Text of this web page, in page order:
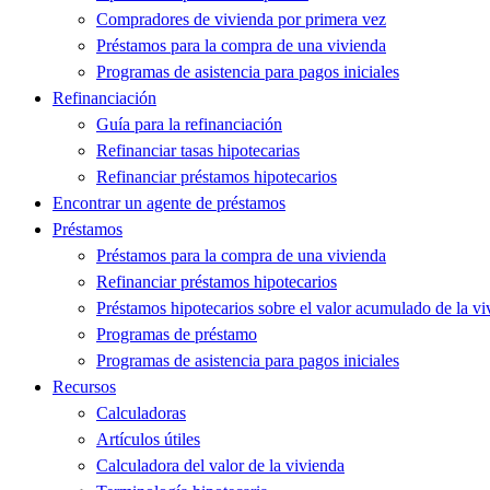
Compradores de vivienda por primera vez
Préstamos para la compra de una vivienda
Programas de asistencia para pagos iniciales
Refinanciación
Guía para la refinanciación
Refinanciar tasas hipotecarias
Refinanciar préstamos hipotecarios
Encontrar un agente de préstamos
Préstamos
Préstamos para la compra de una vivienda
Refinanciar préstamos hipotecarios
Préstamos hipotecarios sobre el valor acumulado de la
Programas de préstamo
Programas de asistencia para pagos iniciales
Recursos
Calculadoras
Artículos útiles
Calculadora del valor de la vivienda